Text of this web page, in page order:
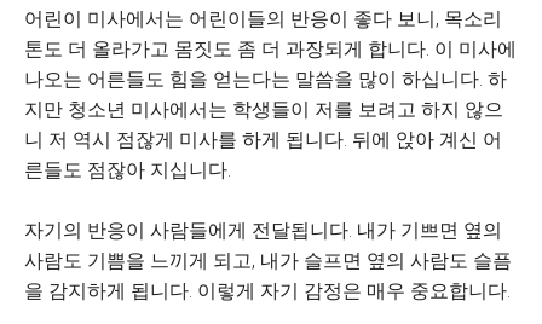
어린이 미사에서는 어린이들의 반응이 좋다 보니, 목소리
톤도 더 올라가고 몸짓도 좀 더 과장되게 합니다. 이 미사에
나오는 어른들도 힘을 얻는다는 말씀을 많이 하십니다. 하
지만 청소년 미사에서는 학생들이 저를 보려고 하지 않으
니 저 역시 점잖게 미사를 하게 됩니다. 뒤에 앉아 계신 어
른들도 점잖아 지십니다.
자기의 반응이 사람들에게 전달됩니다. 내가 기쁘면 옆의
사람도 기쁨을 느끼게 되고, 내가 슬프면 옆의 사람도 슬픔
을 감지하게 됩니다. 이렇게 자기 감정은 매우 중요합니다.